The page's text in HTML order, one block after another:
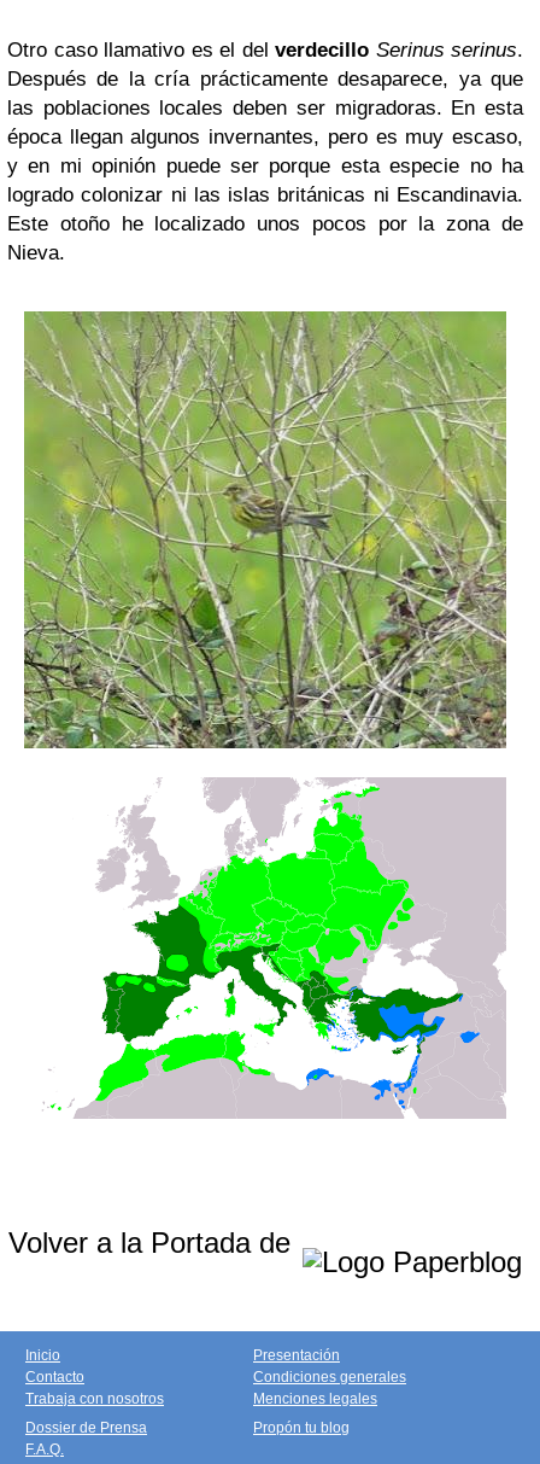
Otro caso llamativo es el del verdecillo Serinus serinus.
Después de la cría prácticamente desaparece, ya que
las poblaciones locales deben ser migradoras. En esta
época llegan algunos invernantes, pero es muy escaso,
y en mi opinión puede ser porque esta especie no ha
logrado colonizar ni las islas británicas ni Escandinavia.
Este otoño he localizado unos pocos por la zona de
Nieva.
Volver a la Portada de
Inicio
Contacto
Trabaja con nosotros
Presentación
Condiciones generales
Menciones legales
Dossier de Prensa
F.A.Q.
Propón tu blog